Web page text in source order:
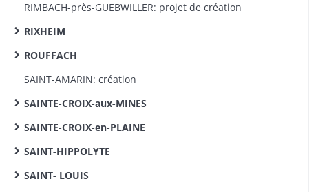
RIMBACH-près-GUEBWILLER: projet de création
RIXHEIM
ROUFFACH
SAINT-AMARIN: création
SAINTE-CROIX-aux-MINES
SAINTE-CROIX-en-PLAINE
SAINT-HIPPOLYTE
SAINT- LOUIS